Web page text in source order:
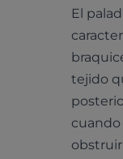
El
tejido
cuando